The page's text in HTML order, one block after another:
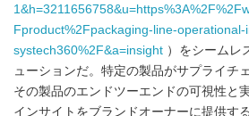
Fproduct%2Fpackaging-line-operational-
systech360%2F&a=insight ）をシームレ
ューションだ。特定の製品がサプライチ
その製品のエンドツーエンドの可視性と
インサイトをブランドオーナーに提供す